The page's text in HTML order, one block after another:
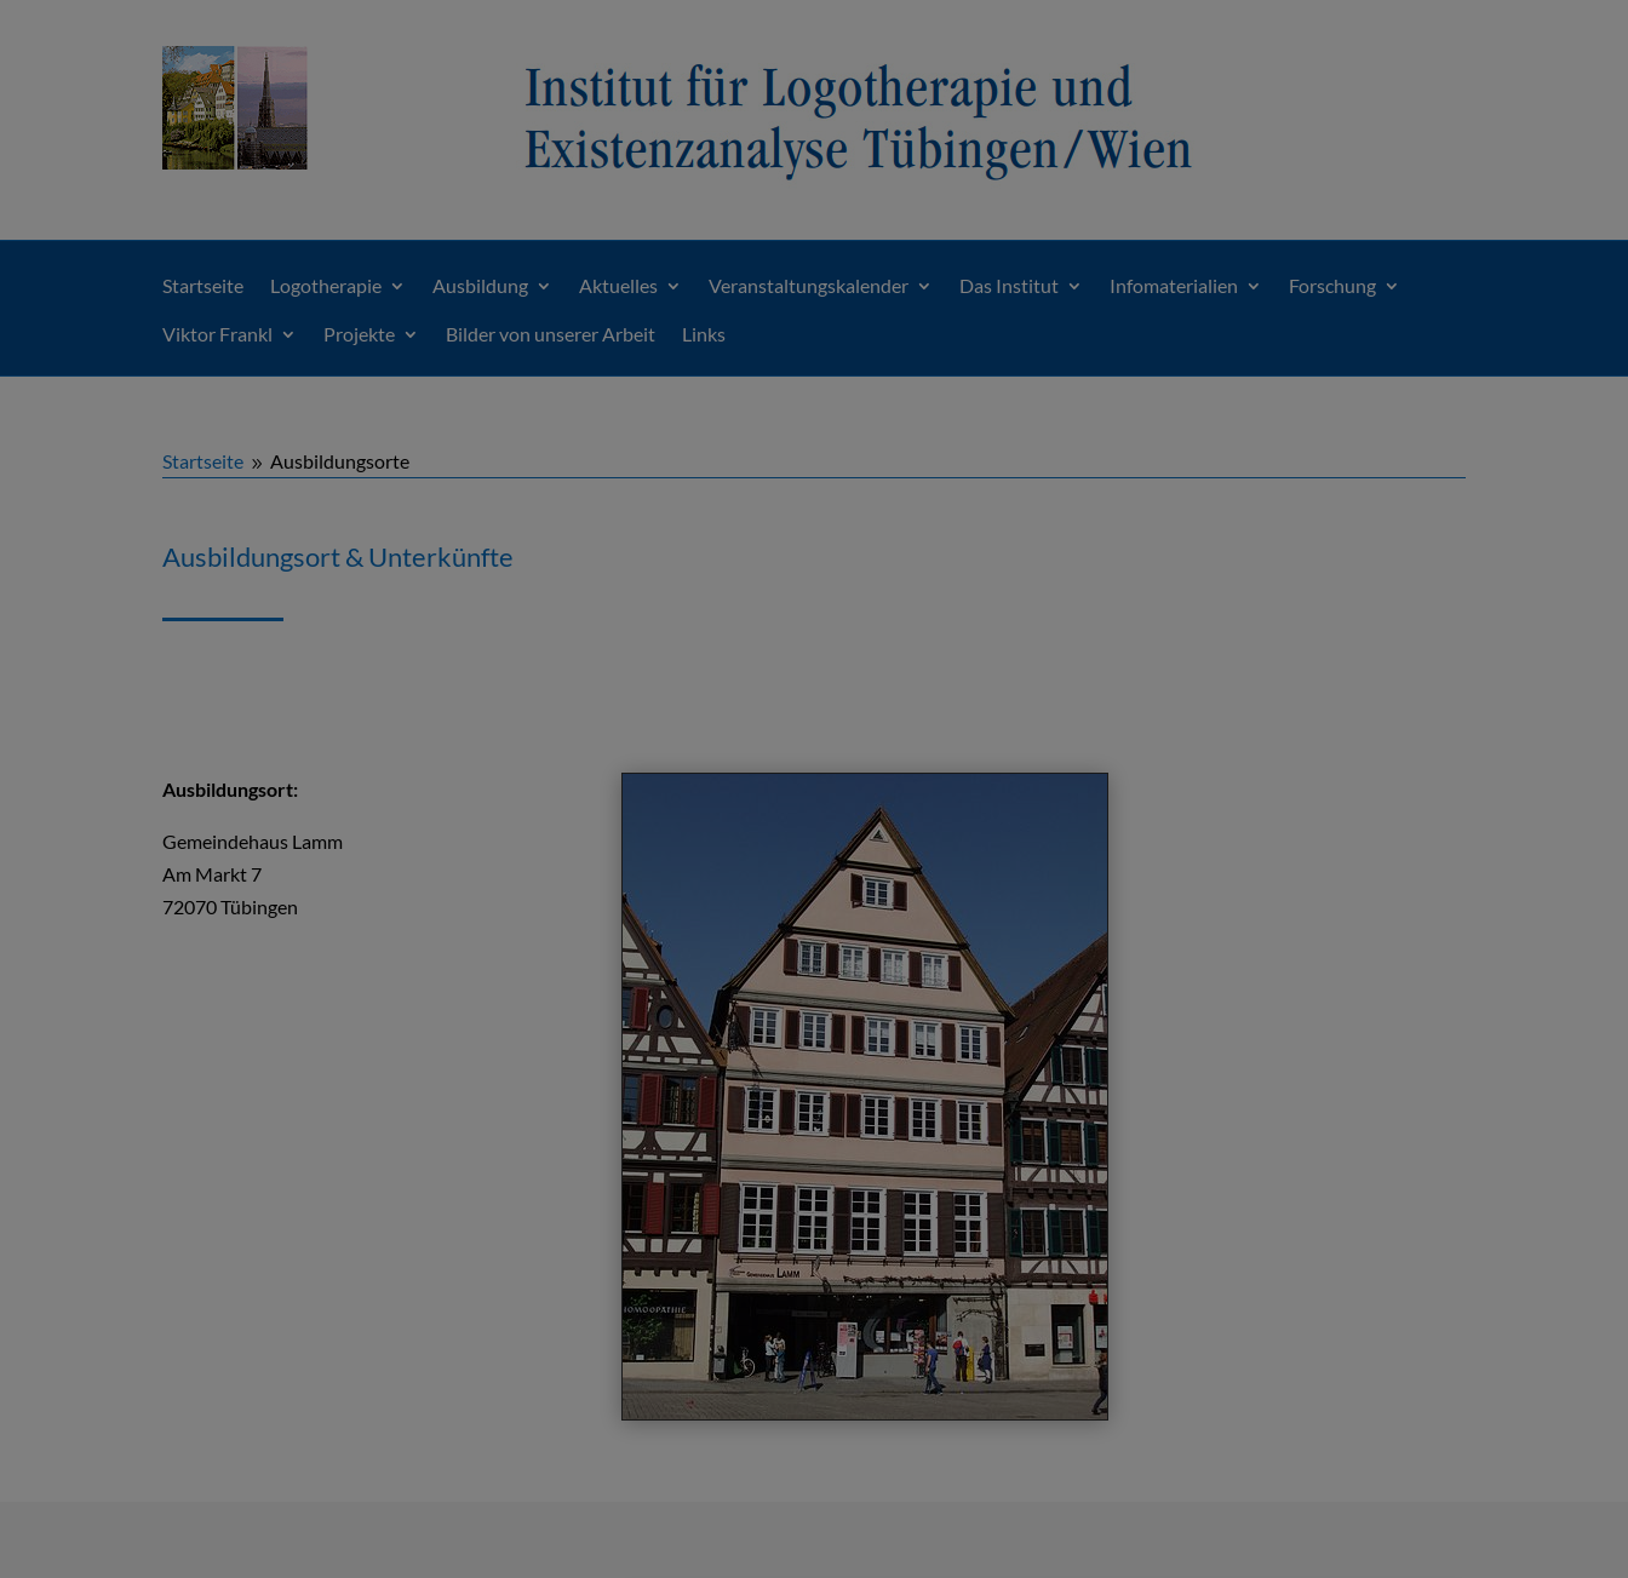
Startseite Logotherapie Ausbildung Aktuelles Veranstaltungskalender Das Institut Infomaterialien Forschung
Viktor Frankl Projekte Bilder von unserer Arbeit Links
Startseite 9 Ausbildungsorte
Ausbildungsort & Unterkünfte
Ausbildungsort:
Gemeindehaus Lamm
Am Markt 7
72070 Tübingen